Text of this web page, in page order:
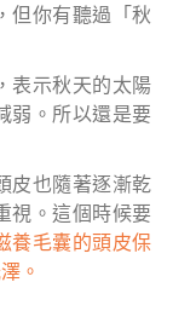
但你有聽過「秋
表示秋天的太陽
弱。所以還是要
皮也隨著逐漸乾
視。這個時候要
養毛囊的頭皮保
。